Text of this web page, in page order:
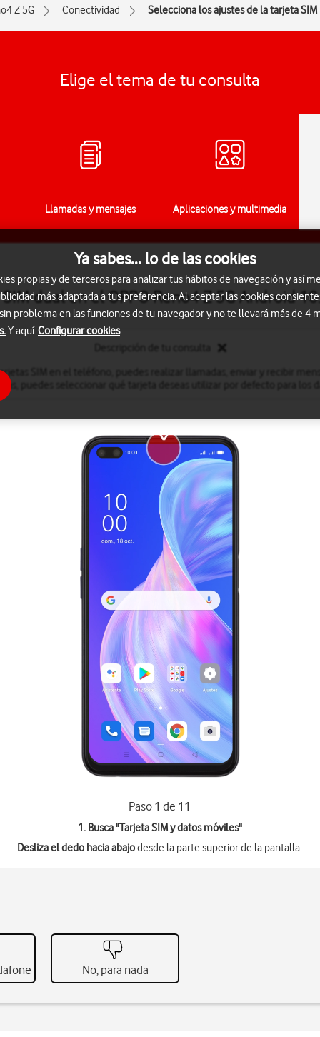
Z 5G Conectividad Selecciona los ajustes de la tarjeta SIM
Elige el tema de tu consulta
Llamadas y mensajes Aplicaciones y multimedia
dual en el OPPO Reno4 Z 5G Android
SIM en el teléfono, puedes realizar llamadas, enviar y recibir
puedes seleccionar qué tarjeta deseas utilizar por defecto para los
Paso 1 de 11
1. Busca "Tarjeta SIM y datos móviles"
Desliza el dedo hacia abajodesde la parte superior de la pantalla.
No, para nada
Ya sabes... lo de las cookies
propias y de terceros para analizar tus hábitos de navegación y así
más adaptada a tus preferencia. Al aceptar las cookies
problema en las funciones de tu navegador y no te llevará más de 4
Y aquí Configurar cookies